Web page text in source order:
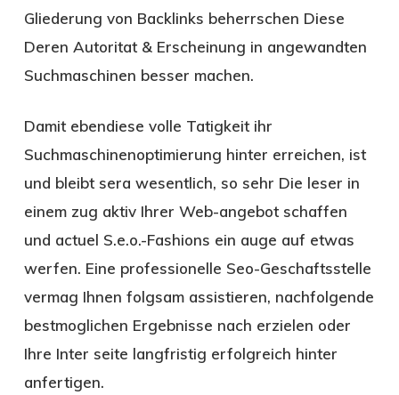
Gliederung von Backlinks beherrschen Diese
Deren Autoritat & Erscheinung in angewandten
Suchmaschinen besser machen.
Damit ebendiese volle Tatigkeit ihr
Suchmaschinenoptimierung hinter erreichen, ist
und bleibt sera wesentlich, so sehr Die leser in
einem zug aktiv Ihrer Web-angebot schaffen
und actuel S.e.o.-Fashions ein auge auf etwas
werfen. Eine professionelle Seo-Geschaftsstelle
vermag Ihnen folgsam assistieren, nachfolgende
bestmoglichen Ergebnisse nach erzielen oder
Ihre Inter seite langfristig erfolgreich hinter
anfertigen.